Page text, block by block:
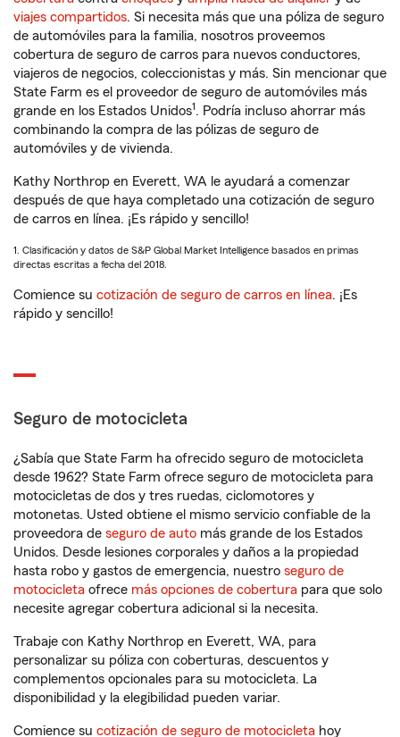
viajes compartidos. Si necesita más que una póliza de seguro
de automóviles para la familia, nosotros proveemos
cobertura de seguro de carros para nuevos conductores,
viajeros de negocios, coleccionistas y más. Sin mencionar que
State Farm es el proveedor de seguro de automóviles más
grande en los Estados Unidos1. Podría incluso ahorrar más
combinando la compra de las pólizas de seguro de
automóviles y de vivienda.
Kathy Northrop en Everett, WA le ayudará a comenzar
después de que haya completado una cotización de seguro
de carros en línea. ¡Es rápido y sencillo!
1. Clasificación y datos de S&P Global Market Intelligence basados en primas
directas escritas a fecha del 2018.
Comience su cotización de seguro de carros en línea. ¡Es
rápido y sencillo!
Seguro de motocicleta
¿Sabía que State Farm ha ofrecido seguro de motocicleta
desde 1962? State Farm ofrece seguro de motocicleta para
motocicletas de dos y tres ruedas, ciclomotores y
motonetas. Usted obtiene el mismo servicio confiable de la
proveedora de seguro de auto más grande de los Estados
Unidos. Desde lesiones corporales y daños a la propiedad
hasta robo y gastos de emergencia, nuestro seguro de
motocicleta ofrece más opciones de cobertura para que solo
necesite agregar cobertura adicional si la necesita.
Trabaje con Kathy Northrop en Everett, WA, para
personalizar su póliza con coberturas, descuentos y
complementos opcionales para su motocicleta. La
disponibilidad y la elegibilidad pueden variar.
Comience su cotización de seguro de motocicleta hoy